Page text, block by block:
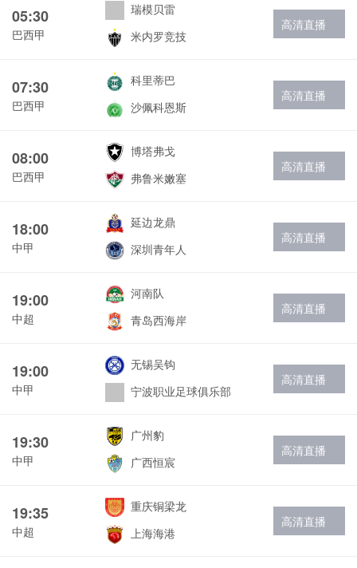
05:30
巴西甲
瑞模贝雷
米内罗竞技
高清直播
07:30
巴西甲
科里蒂巴
沙佩科恩斯
高清直播
08:00
巴西甲
博塔弗戈
弗鲁米嫩塞
高清直播
18:00
中甲
延边龙鼎
深圳青年人
高清直播
19:00
中超
河南队
青岛西海岸
高清直播
19:00
中甲
无锡吴钩
宁波职业足球俱乐部
高清直播
19:30
中甲
广州豹
广西恒宸
高清直播
19:35
中超
重庆铜梁龙
上海海港
高清直播